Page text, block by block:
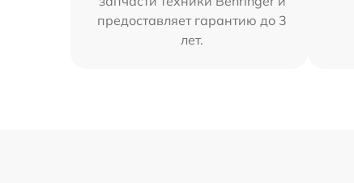
предоставляет гарантию до 3
лет.